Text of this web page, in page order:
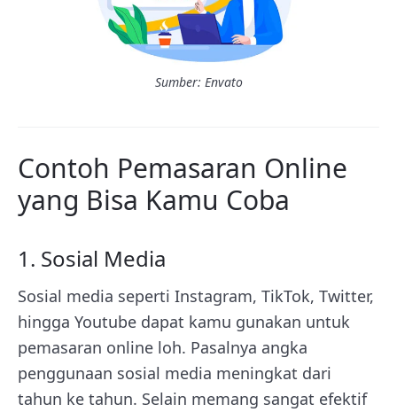
Sumber: Envato
Contoh Pemasaran Online
yang Bisa Kamu Coba
1. Sosial Media
Sosial media seperti Instagram, TikTok, Twitter,
hingga Youtube dapat kamu gunakan untuk
pemasaran online loh. Pasalnya angka
penggunaan sosial media meningkat dari
tahun ke tahun. Selain memang sangat efektif